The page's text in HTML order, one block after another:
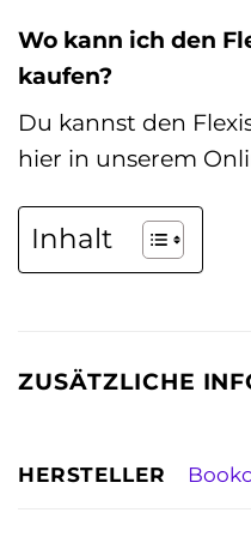
Wo kann ich den
kaufen?
Du kannst den
hier in unserem
Inhalt
ZUSÄTZLICHE
HERSTELLER